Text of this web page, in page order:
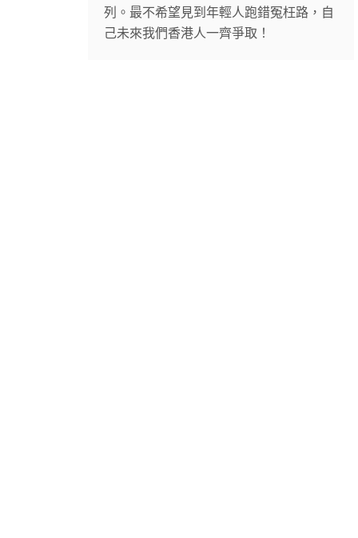
列。最不希望見到年輕人跑錯冤枉路，自
己未來我們香港人一齊爭取！